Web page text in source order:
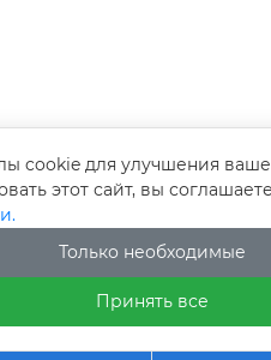
cookie для улучшения
этот сайт, вы
Только необходимые
Принять все